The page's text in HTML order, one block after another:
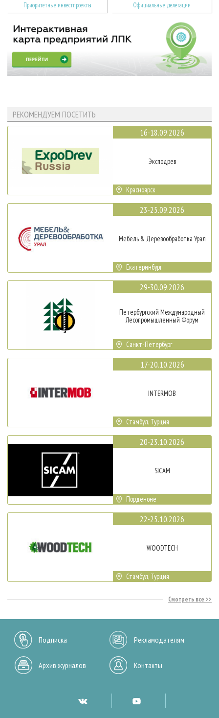
Приоритетные инвестпроекты Официальные делегации
РЕКОМЕНДУЕМ ПОСЕТИТЬ
16-18.09.2026
Эксподрев
Красноярск
23-25.09.2026
Мебель & Деревообработка Урал
Екатеринбург
29-30.09.2026
Петербургский Международный
Лесопромышленный Форум
Санкт-Петербург
17-20.10.2026
INTERMOB
Стамбул, Турция
20-23.10.2026
SICAM
Порденоне
22-25.10.2026
WOODTECH
Стамбул, Турция
Смотреть все
Подписка Рекламодателям
Архив журналов Контакты